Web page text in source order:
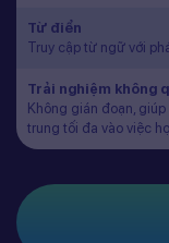
Từ điển
Truy cập từ ngữ với
Trải nghiệm không
Không gián đoạn,
trung tối đa vào việc